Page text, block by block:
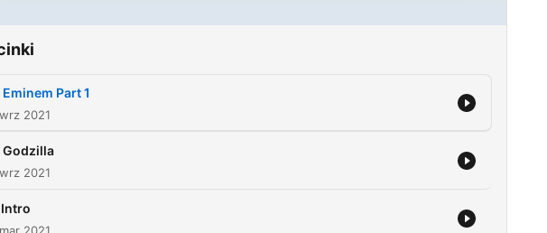
Eminem Part 1
2021
Godzilla
2021
Intro